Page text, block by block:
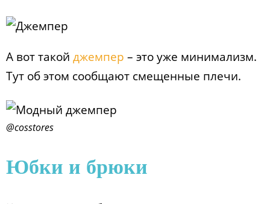
А вот такой джемпер – это уже минимализм.
Тут об этом сообщают смещенные плечи.
@cosstores
Юбки и брюки